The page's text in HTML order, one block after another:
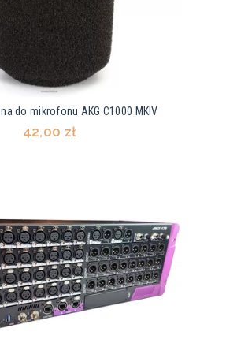
do mikrofonu AKG C1000 MKIV
42,00 zł